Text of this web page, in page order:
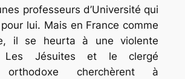
professeurs d’Université qui
lui. Mais en France comme
il se heurta à une violente
Les Jésuites et le clergé
orthodoxe cherchèrent à